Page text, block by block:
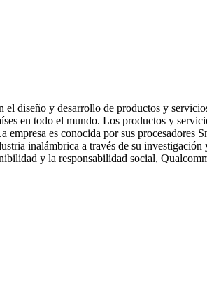
diseño y desarrollo de productos y
en todo el mundo. Los productos y
es conocida por sus procesadores
inalámbrica a través de su
y la responsabilidad social,